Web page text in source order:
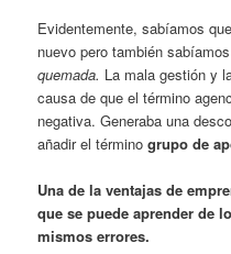
Evidentemente, sabíamos
nuevo pero también
quemada. La mala gestión y
causa de que el término
negativa. Generaba una
añadir el términogrupo de
Una de la ventajas de
que se puede aprender de
mismos errores.